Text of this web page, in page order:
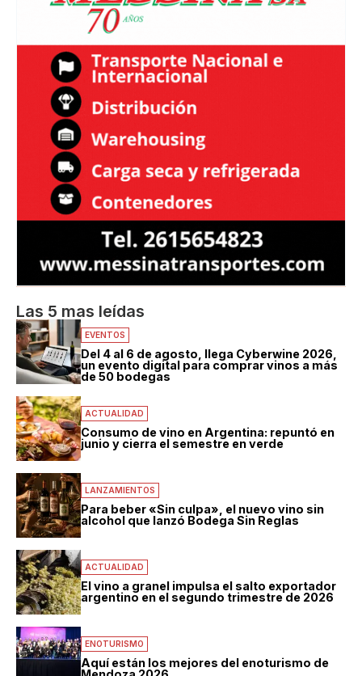
Las 5 mas leídas
EVENTOS
Del 4 al 6 de agosto, llega Cyberwine 2026,
un evento digital para comprar vinos a más
de 50 bodegas
ACTUALIDAD
Consumo de vino en Argentina: repuntó en
junio y cierra el semestre en verde
LANZAMIENTOS
Para beber «Sin culpa», el nuevo vino sin
alcohol que lanzó Bodega Sin Reglas
ACTUALIDAD
El vino a granel impulsa el salto exportador
argentino en el segundo trimestre de 2026
ENOTURISMO
Aquí están los mejores del enoturismo de